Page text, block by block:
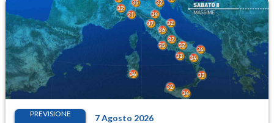
PREVISIONE 7 Agosto 2026